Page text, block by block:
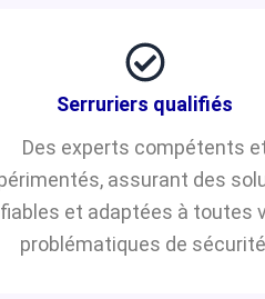
Serruriers qualifiés
Des experts compétents
assurant des
fiables et adaptées à toutes
problématiques de